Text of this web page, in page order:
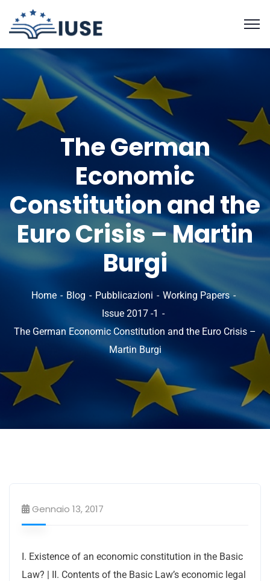
The German
Economic
Constitution and the
Euro Crisis – Martin
Burgi
Home Blog Pubblicazioni
Working Papers
Issue 2017 -1
The German Economic Constitution and the Euro Crisis –
Martin Burgi
Gennaio 13, 2017
I. Existence of an economic constitution in the Basic
Law? | II. Contents of the Basic Law’s economic legal